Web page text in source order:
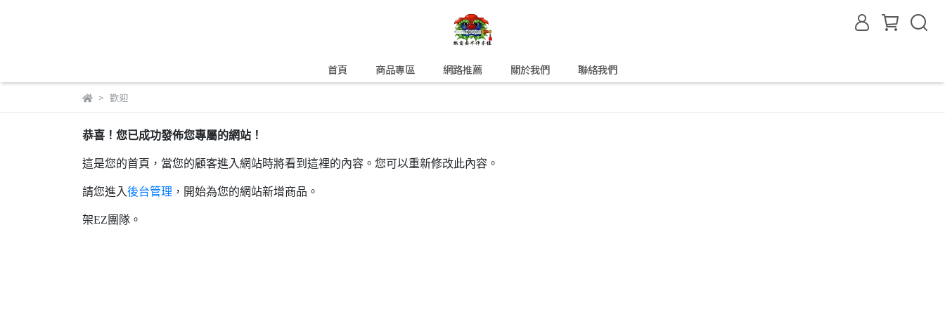
首頁 商品專區 網路推薦 關於我們 聯絡我們
歡迎
恭喜！您已成功發佈您專屬的網站！
這是您的首頁，當您的顧客進入網站時將看到這裡的內容。您可以重新修改此內容。
請您進入後台管理 ，開始為您的網站新增商品。
架EZ團隊。